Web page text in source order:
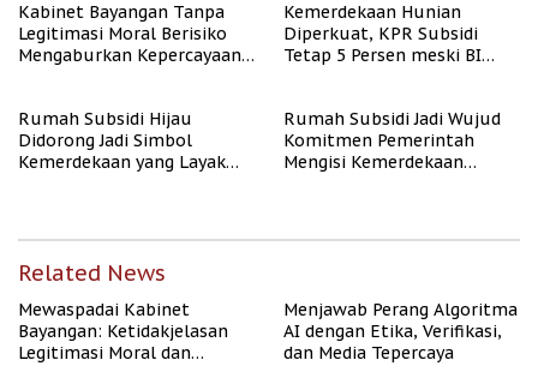
Kabinet Bayangan Tanpa
Legitimasi Moral Berisiko
Mengaburkan Kepercayaan
Kemerdekaan Hunian
Diperkuat, KPR Subsidi
Tetap 5 Persen meski BI
Rumah Subsidi Hijau
Didorong Jadi Simbol
Kemerdekaan yang Layak
Rumah Subsidi Jadi Wujud
Komitmen Pemerintah
Mengisi Kemerdekaan
Related News
Mewaspadai Kabinet
Bayangan: Ketidakjelasan
Legitimasi Moral dan
Menjawab Perang Algoritma
AI dengan Etika, Verifikasi,
dan Media Tepercaya